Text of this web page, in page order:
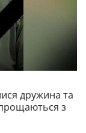
дружина та
з